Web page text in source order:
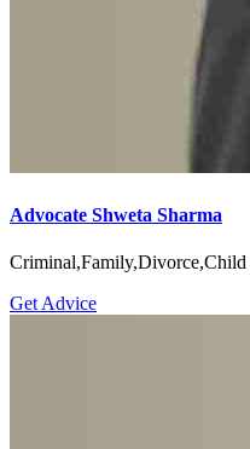
Advocate Shweta Sharma
Criminal,Family,Divorce,Child
Get Advice